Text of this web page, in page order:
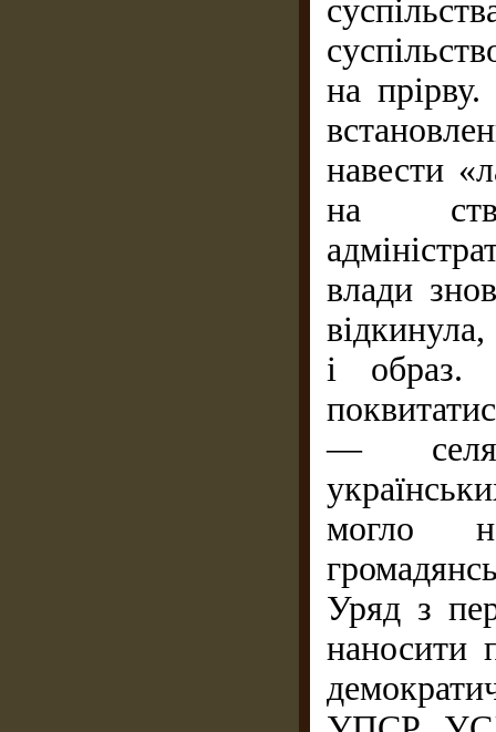
на
навести
на
влади
і образ.
—
могло
Уряд з
наносити